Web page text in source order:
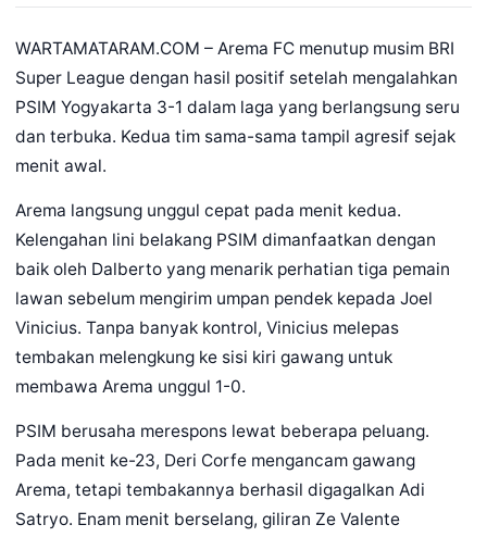
WARTAMATARAM.COM – Arema FC menutup musim BRI
Super League dengan hasil positif setelah mengalahkan
PSIM Yogyakarta 3-1 dalam laga yang berlangsung seru
dan terbuka. Kedua tim sama-sama tampil agresif sejak
menit awal.
Arema langsung unggul cepat pada menit kedua.
Kelengahan lini belakang PSIM dimanfaatkan dengan
baik oleh Dalberto yang menarik perhatian tiga pemain
lawan sebelum mengirim umpan pendek kepada Joel
Vinicius. Tanpa banyak kontrol, Vinicius melepas
tembakan melengkung ke sisi kiri gawang untuk
membawa Arema unggul 1-0.
PSIM berusaha merespons lewat beberapa peluang.
Pada menit ke-23, Deri Corfe mengancam gawang
Arema, tetapi tembakannya berhasil digagalkan Adi
Satryo. Enam menit berselang, giliran Ze Valente